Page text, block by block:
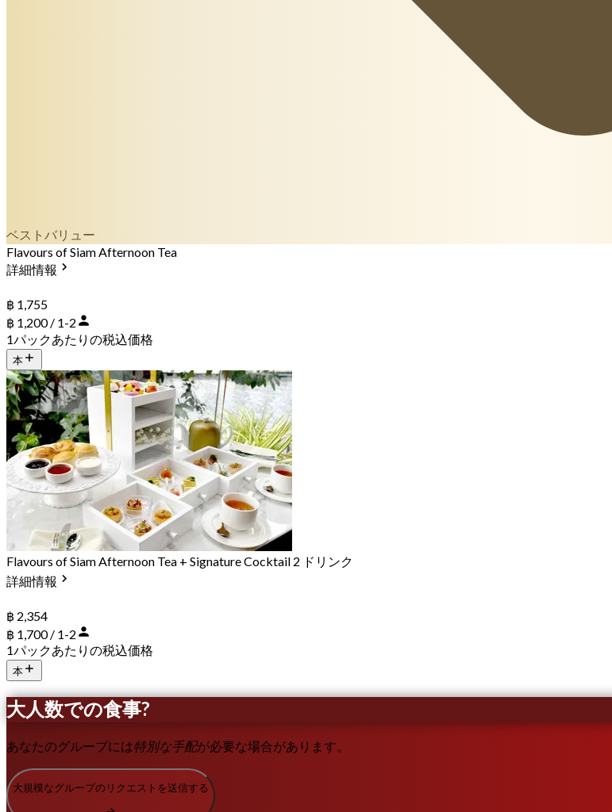
ベストバリュー
Flavours of Siam Afternoon Tea
詳細情報
฿ 1,755
฿ 1,200 / 1-2
1パックあたりの税込価格
本
Flavours of Siam Afternoon Tea + Signature Cocktail 2 ドリンク
詳細情報
฿ 2,354
฿ 1,700 / 1-2
1パックあたりの税込価格
本
大人数での食事?
あなたのグループには特別な手配が必要な場合があります。
大規模なグループのリクエストを送信する